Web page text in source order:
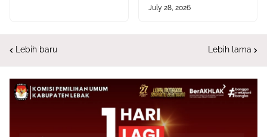
July 28, 2026
Lebih baru Lebih lama